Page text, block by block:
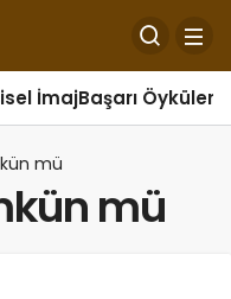
İmajBaşarı Öyküleri
mü
mü